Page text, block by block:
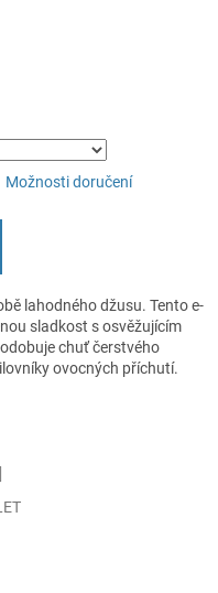
Možnosti doručení
lahodného džusu. Tento e-
sladkost s osvěžujícím
chuť čerstvého
ovocných příchutí.